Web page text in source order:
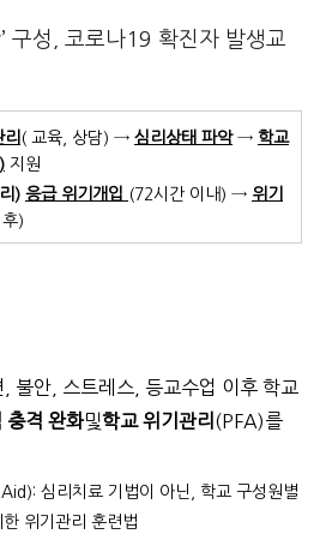
구성, 코로나19 확진자 발생교
리 ( 교육, 상담) → 심리상태 파악→ 학교
지원
) 응급 위기개입 (72시간 이내) → 위기
)
불안, 스트레스, 등교수업 이후 학교
충격 완화및학교 위기관리 (PFA)를
심리치료 기법이 아닌, 학교 구성원별
위기관리 훈련법